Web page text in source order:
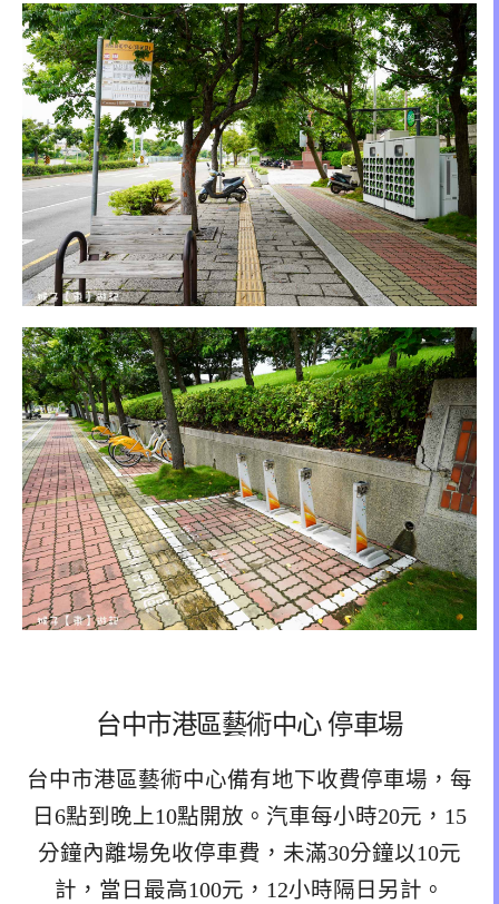
台中市港區藝術中心 停車場
台中市港區藝術中心備有地下收費停車場，每
日6點到晚上10點開放。汽車每小時20元，15
分鐘內離場免收停車費，未滿30分鐘以10元
計，當日最高100元，12小時隔日另計。